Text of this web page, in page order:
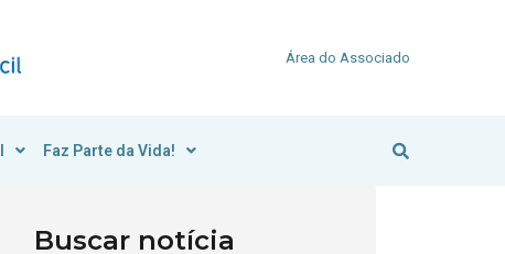
Área do Associado
Faz Parte da Vida!
Buscar notícia